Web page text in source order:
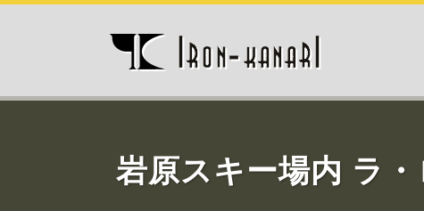
岩原スキー場内 ラ